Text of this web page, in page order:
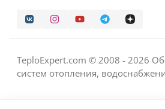
TeploExpert.com © 2008 - 2026
систем отопления,